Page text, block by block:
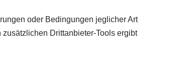
oder Bedingungen jeglicher Art
Drittanbieter-Tools ergibt